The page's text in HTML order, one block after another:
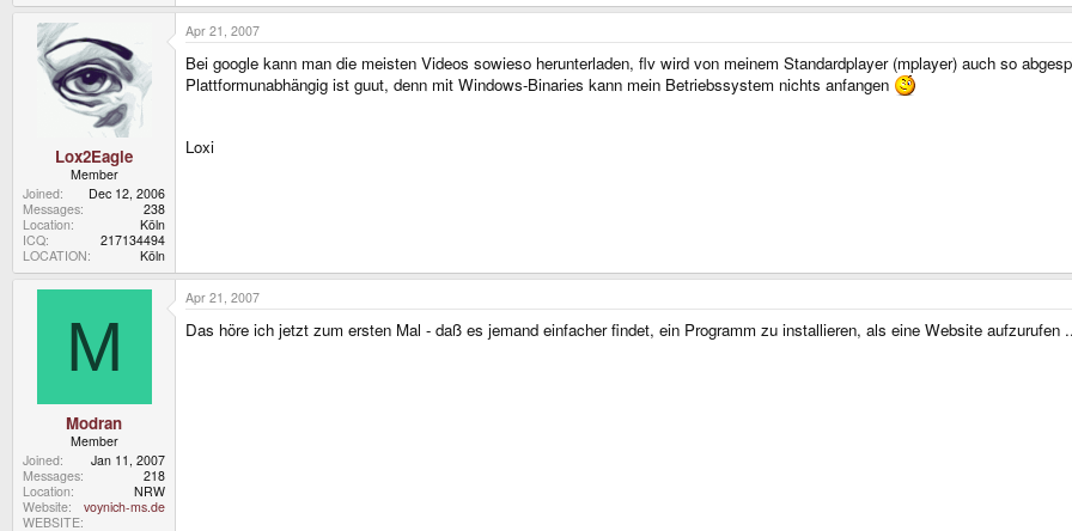
Lox2Eagle
Member
Joined
Dec 12, 2006
Messages
238
Location
Köln
ICQ
217134494
LOCATION
Köln
Apr 21, 2007
Bei google kann man die meisten Videos sowieso herunterladen, flv wird von meinem Standardplayer (mplayer) auch so
Plattformunabhängig ist guut, denn mit Windows-Binaries kann mein Betriebssystem nichts anfangen
Loxi
M
Modran
Member
Joined
Jan 11, 2007
Messages
218
Location
NRW
Website
voynich-ms.de
WEBSITE
Apr 21, 2007
Das höre ich jetzt zum ersten Mal - daß es jemand einfacher findet, ein Programm zu installieren, als eine Website aufzurufen